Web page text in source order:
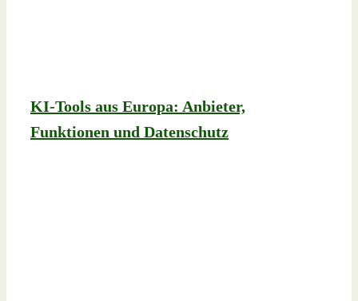
KI-Tools aus Europa: Anbieter,
Funktionen und Datenschutz